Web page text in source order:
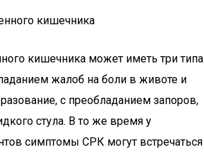
кишечника
кишечника может иметь три типа
жалоб на боли в животе и
с преобладанием запоров,
стула. В то же время у
симптомы СРК могут встречаться